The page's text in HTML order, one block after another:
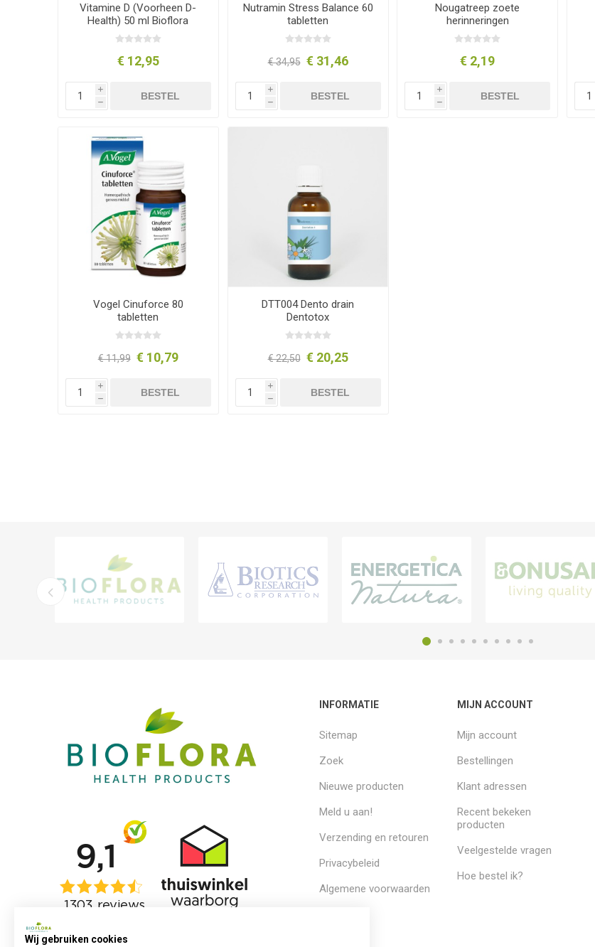
Vitamine D (Voorheen D-
Health) 50 ml Bioflora
€ 12,95
i
h
BESTEL
Nutramin Stress Balance 60
tabletten
€ 34,95 € 31,46
i
h
BESTEL
Nougatreep zoete
herinneringen
€ 2,19
i
h
BESTEL
Vogel Cinuforce 80
tabletten
€ 11,99 € 10,79
i
h
BESTEL
DTT004 Dento drain
Dentotox
€ 22,50 € 20,25
i
h
BESTEL
INFORMATIE
Sitemap
Zoek
Nieuwe producten
Meld u aan!
Verzending en retouren
Privacybeleid
Algemene voorwaarden
MIJN ACCOUNT
Mijn account
Bestellingen
Klant adressen
Recent bekeken
producten
Veelgestelde vragen
Hoe bestel ik?
Wij gebruiken cookies